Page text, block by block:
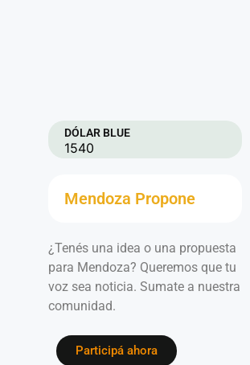
DÓLAR BLUE
1540
Mendoza Propone
¿Tenés una idea o una propuesta
para Mendoza? Queremos que tu
voz sea noticia. Sumate a nuestra
comunidad.
Participá ahora